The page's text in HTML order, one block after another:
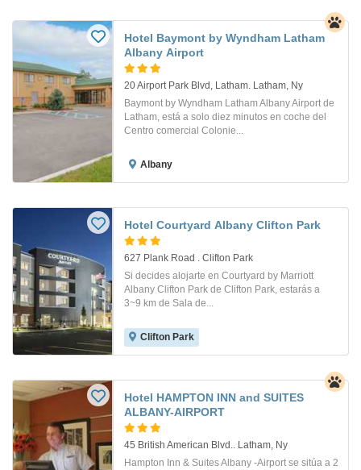
Hotel Baymont by Wyndham Latham
Albany Airport
20 Airport Park Blvd, Latham. Latham, Ny
Baymont by Wyndham Latham Albany Airport de
Latham, está a solo diez minutos en coche del
Centro comercial Colonie...
Albany
Hotel Courtyard Albany Clifton Park
627 Plank Road . Clifton Park
Si decides alojarte en Courtyard by Marriott
Albany Clifton Park de Clifton Park, estarás a
3~9 km de Sala de...
Clifton Park
Hotel HAMPTON INN and SUITES
ALBANY-AIRPORT
45 British American Blvd.. Latham, Ny
Hampton Inn & Suites Albany -Airport se sitúa a 2